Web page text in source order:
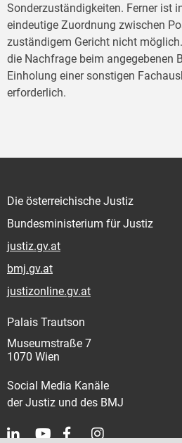
Sonderzuständigkeiten. Ferner ist
eindeutige Zuordnung zwischen
zuständigem Gericht nicht
die Nachfrage beim angegebenen
Einholung einer sonstigen
erforderlich.
Die österreichische Justiz
Bundesministerium für Justiz
justiz.gv.at
bmj.gv.at
justizonline.gv.at
Palais Trautson
Museumstraße 7
1070 Wien
Social Media Kanäle
der Justiz und des BMJ